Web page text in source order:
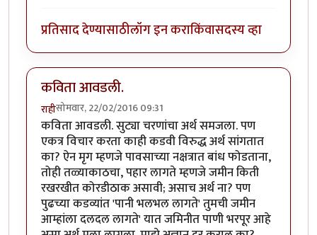
प्रतिसाद देण्यासाठीलॉग इन कराकिंवासदस्य व्हा
कविता आवडली.
राहीसोमवार, 22/02/2016 09:31
कविता आवडली. सुट्या चरणांचा अर्थ समजला. पण
एकत्र विचार करता काही कडवी विरुद्ध अर्थ सांगतात
का? ऐन मृग म्हणजे पावसाच्या नक्षत्रात बांध फोडताना,
तोही तळ्याकाठचा, पहार लागते म्हणजे जमीन किती
रखरखीत कोरडीठाक असावी; असाच अर्थ ना? पण
पुढच्या कडव्यांत 'पानी भलभल लागते' तुमची जमीन
आम्हांला दलदल लागते' यात जमिनीत पाणी भरपूर आहे